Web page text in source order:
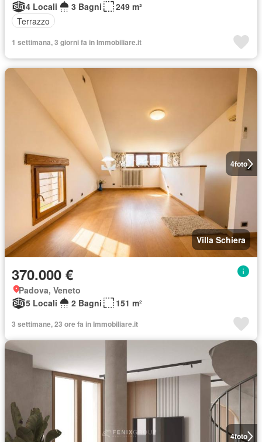
4 Locali
3 Bagni
249 m²
Terrazzo
1 settimana, 3 giorni fa in Immobiliare.it
4foto
Villa Schiera
370.000 €
Padova, Veneto
5 Locali
2 Bagni 151 m²
3 settimane, 23 ore fa in Immobiliare.it
4foto